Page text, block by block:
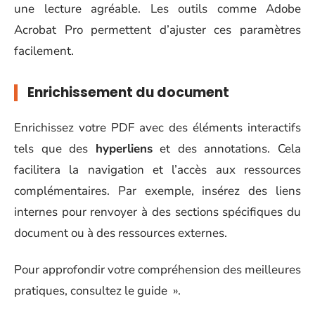
une lecture agréable. Les outils comme Adobe
Acrobat Pro permettent d’ajuster ces paramètres
facilement.
Enrichissement du document
Enrichissez votre PDF avec des éléments interactifs
tels que des hyperlienset des annotations. Cela
facilitera la navigation et l’accès aux ressources
complémentaires. Par exemple, insérez des liens
internes pour renvoyer à des sections spécifiques du
document ou à des ressources externes.
Pour approfondir votre compréhension des meilleures
pratiques, consultez le guide ».